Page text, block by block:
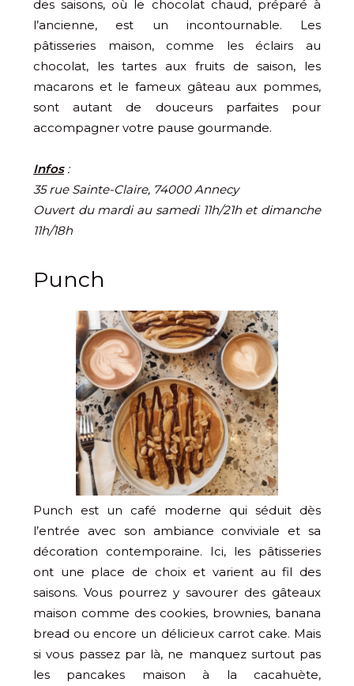
des saisons, où le chocolat chaud, préparé à
l’ancienne, est un incontournable. Les
pâtisseries maison, comme les éclairs au
chocolat, les tartes aux fruits de saison, les
macarons et le fameux gâteau aux pommes,
sont autant de douceurs parfaites pour
accompagner votre pause gourmande.
Infos:
35 rue Sainte-Claire, 74000 Annecy
Ouvert du mardi au samedi 11h/21h et dimanche
11h/18h
Punch
Punch est un café moderne qui séduit dès
l’entrée avec son ambiance conviviale et sa
décoration contemporaine. Ici, les pâtisseries
ont une place de choix et varient au fil des
saisons. Vous pourrez y savourer des gâteaux
maison comme des cookies, brownies, banana
bread ou encore un délicieux carrot cake. Mais
si vous passez par là, ne manquez surtout pas
les pancakes maison à la cacahuète,